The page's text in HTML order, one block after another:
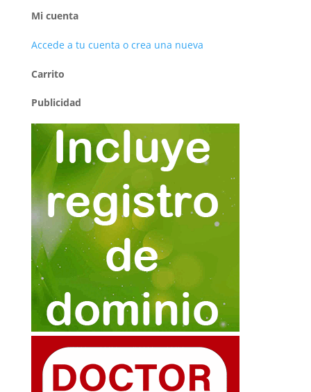
Mi cuenta
Accede a tu cuenta o crea una nueva
Carrito
Publicidad